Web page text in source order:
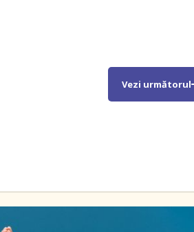
Vezi următorul